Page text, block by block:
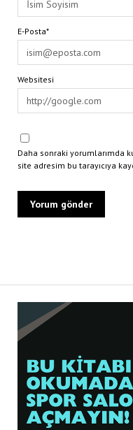
E-Posta*
Websitesi
Daha sonraki yorumlarımda
site adresim bu tarayıcıya